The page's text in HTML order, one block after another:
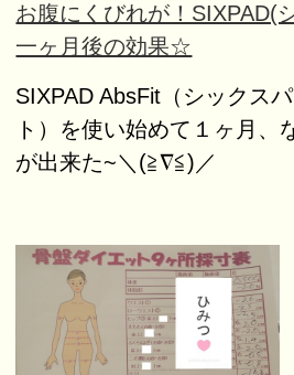
お腹にくびれが！SIXPAD(
一ヶ月後の効果☆
SIXPAD AbsFit（シックス
ト）を使い始めて１ヶ月、
が出来た~＼(≧∇≦)／